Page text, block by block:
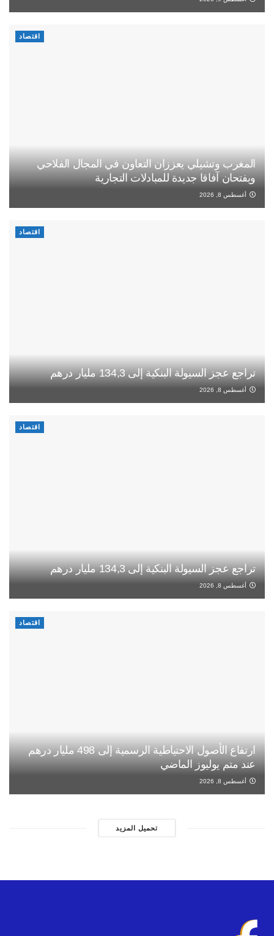
اقتصاد
المغرب وتشيلي يعززان التعاون في المجال الفلاحي
ويفتحان آفاقا جديدة للمبادلات التجارية
أغسطس 8, 2026
اقتصاد
تراجع عجز السيولة البنكية إلى 134,3 مليار درهم
أغسطس 8, 2026
اقتصاد
تراجع عجز السيولة البنكية إلى 134,3 مليار درهم
أغسطس 8, 2026
اقتصاد
ارتفاع الأصول الاحتياطية الرسمية إلى 498 مليار درهم
عند متم يوليوز الماضي
أغسطس 8, 2026
تحميل المزيد